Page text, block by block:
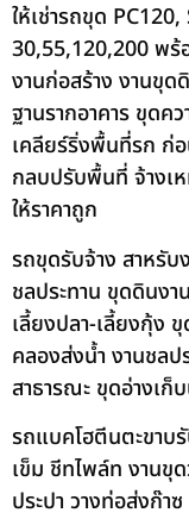
ให้เช่ารถขุด
30,55,120,200 พร้
งานก่อสร้าง งานขุด
ฐานรากอาคาร ขุดค
เคลียร์ริ่งพื้นที่รก ก่
กลบปรับพื้นที่ จ้างเห
ให้ราคาถูก
รถขุดรับจ้าง สาหรับ
ชลประทาน ขุดดินง
เลี้ยงปลา-เลี้ยงกุ้ง
คลองส่งน้ำ งานชล
สาธารณะ ขุดอ่างเก็
รถแบคโฮตีนตะขาบ
เข็ม ชีทไพล์ท งานขุ
ประปา วางท่อส่งก๊าซ